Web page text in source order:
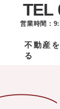
TEL
営業時間：
不動産
る